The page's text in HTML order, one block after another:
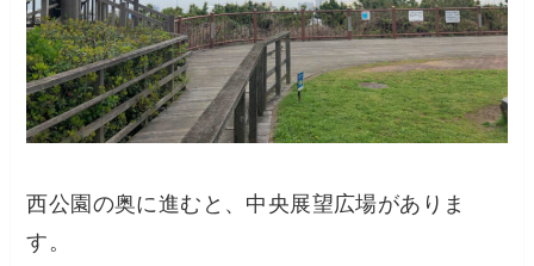
西公園の奥に進むと、中央展望広場がありま
す。